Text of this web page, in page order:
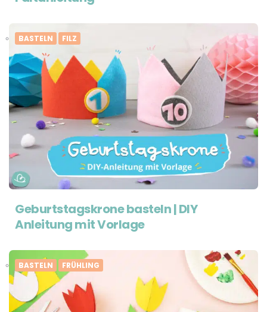
BASTELN FILZ
Geburtstagskrone basteln | DIY
Anleitung mit Vorlage
BASTELN FRÜHLING